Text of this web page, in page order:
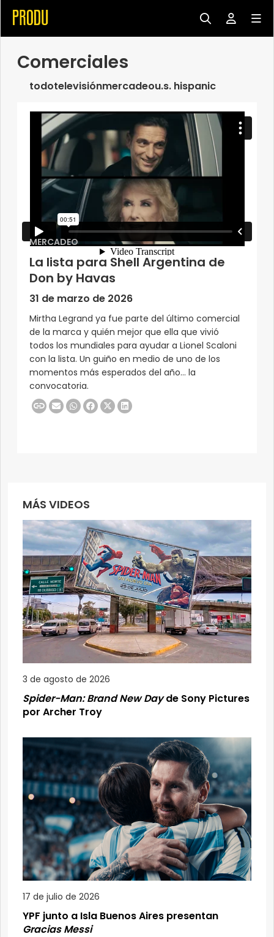
Comerciales
todotelevisiónmercadeou.s. hispanic
MERCADEO
La lista para Shell Argentina de
Don by Havas
31 de marzo de 2026
Mirtha Legrand ya fue parte del último comercial
de la marca y quién mejor que ella que vivió
todos los mundiales para ayudar a Lionel Scaloni
con la lista. Un guiño en medio de uno de los
momentos más esperados del año… la
convocatoria.
MÁS VIDEOS
3 de agosto de 2026
Spider-Man: Brand New Dayde Sony Pictures
por Archer Troy
17 de julio de 2026
YPF junto a Isla Buenos Aires presentan
Gracias Messi